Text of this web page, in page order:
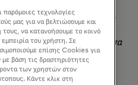
μέγεθος γραμματοσειράς
για πολυμέσα
και επικύρωσης
τεχνολογίες
μας για να βελτιώσουμε και
να κατανοήσουμε το κοινό
του χρήστη. Σε
επίσης Cookies για
βάση τις δραστηριότητες
των χρηστών στον
Κάντε κλικ στη